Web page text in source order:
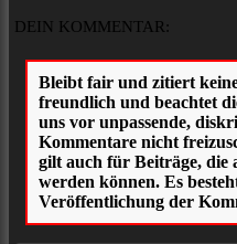
DEIN KOMMENTAR: